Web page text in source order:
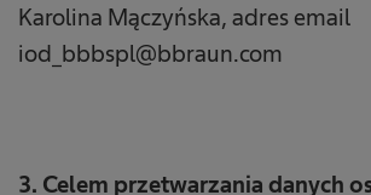
Karolina Mączyńska, adres email
iod_bbbspl@bbraun.com
3. Celem przetwarzania danych